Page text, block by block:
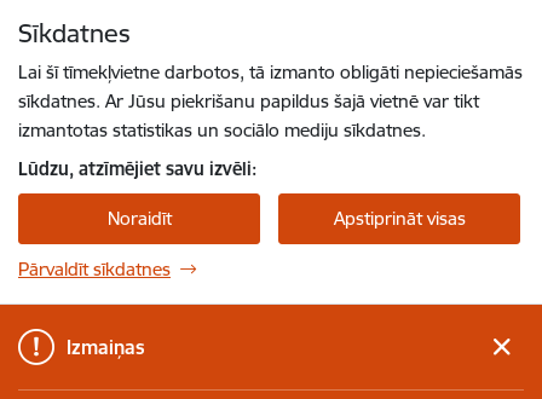
Sīkdatnes
Lai šī tīmekļvietne darbotos, tā izmanto obligāti nepieciešamās
sīkdatnes. Ar Jūsu piekrišanu papildus šajā vietnē var tikt
izmantotas statistikas un sociālo mediju sīkdatnes.
Lūdzu, atzīmējiet savu izvēli:
Noraidīt Apstiprināt visas
Pārvaldīt sīkdatnes
Izmaiņas